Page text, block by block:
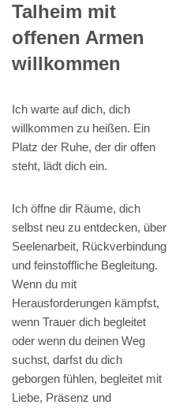
Talheim mit
offenen Armen
willkommen
Ich warte auf dich, dich
willkommen zu heißen. Ein
Platz der Ruhe, der dir offen
steht, lädt dich ein.
Ich öffne dir Räume, dich
selbst neu zu entdecken, über
Seelenarbeit, Rückverbindung
und feinstoffliche Begleitung.
Wenn du mit
Herausforderungen kämpfst,
wenn Trauer dich begleitet
oder wenn du deinen Weg
suchst, darfst du dich
geborgen fühlen, begleitet mit
Liebe, Präsenz und